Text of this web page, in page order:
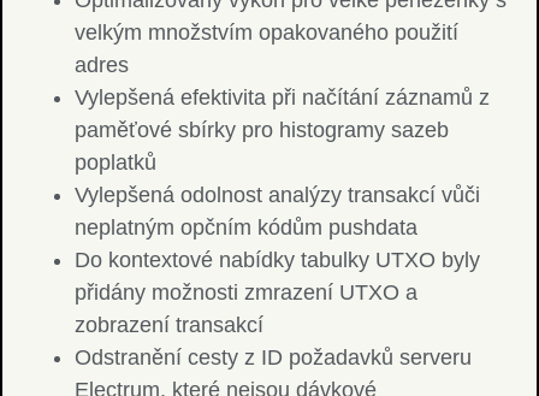
velkým množstvím opakovaného použití
adres
Vylepšená efektivita při načítání záznamů z
paměťové sbírky pro histogramy sazeb
poplatků
Vylepšená odolnost analýzy transakcí vůči
neplatným opčním kódům pushdata
Do kontextové nabídky tabulky UTXO byly
přidány možnosti zmrazení UTXO a
zobrazení transakcí
Odstranění cesty z ID požadavků serveru
Electrum, které nejsou dávkové